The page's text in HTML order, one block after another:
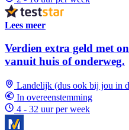
Lees meer
Verdien extra geld met
vanuit huis of onderweg.
Landelijk (dus ook bij jou in
In overeenstemming
4 - 32 uur per week